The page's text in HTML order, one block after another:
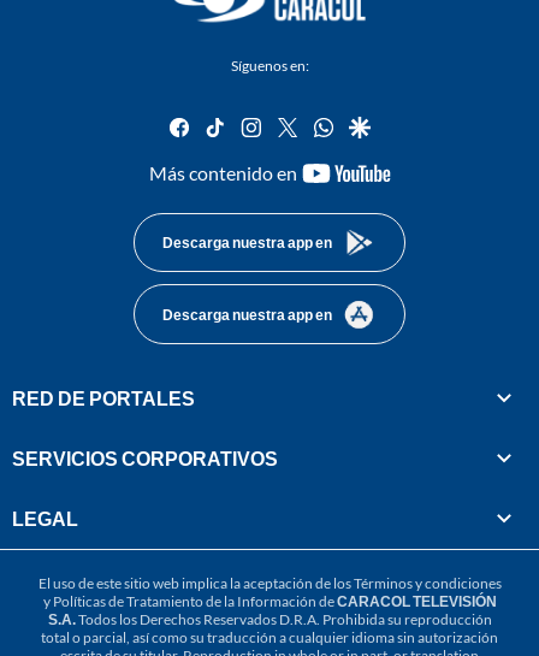
Síguenos en:
facebook
tiktok instagram
twitterwhatsapp
google
Más contenido en
youtube-
Descarga nuestra app en
Descarga nuestra app en
RED DE PORTALES
SERVICIOS CORPORATIVOS
LEGAL
El uso de este sitio web implica la aceptación de losTérminos y condiciones
y Políticas de Tratamiento de la Información deCARACOL TELEVISIÓN
S.A.Todos los Derechos Reservados D.R.A. Prohibida su reproducción
total o parcial, así como su traducción a cualquier idioma sin autorización